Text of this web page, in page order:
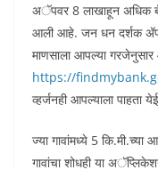
अॅपवर 8 लाखाहून अधिक
आली आहे. जन धन दर्शक ॲप
माणसाला आपल्या गरजेनुसार
https://
व्हर्जनही आपल्याला पाहता
ज्या गावांमध्ये 5
गावांचा शोधही या